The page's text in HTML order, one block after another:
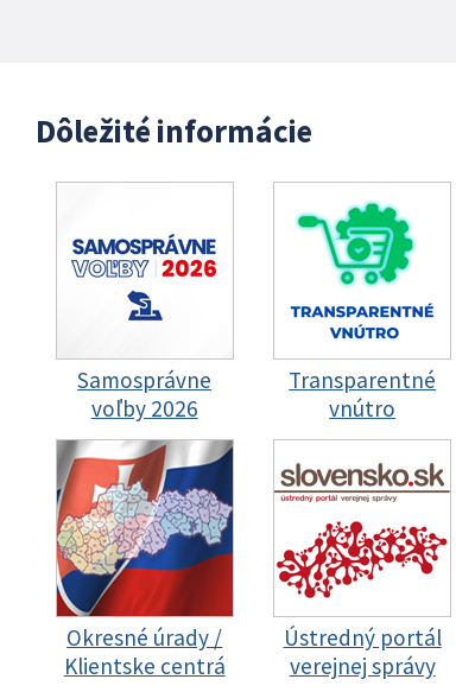
Dôležité informácie
Samosprávne
voľby 2026
Transparentné
vnútro
Okresné úrady /
Klientske centrá
Ústredný portál
verejnej správy